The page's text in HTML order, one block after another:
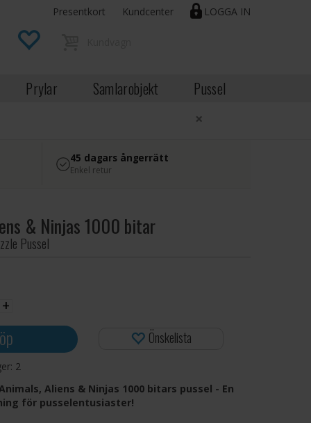
LOGGA IN
Presentkort Kundcenter
Prylar Samlarobjekt Pussel
×
45 dagars ångerrätt
Enkel retur
& Ninjas 1000 bitar
Pussel
+
2
Önskelista
Aliens & Ninjas 1000 bitars pussel - En
för pusselentusiaster!